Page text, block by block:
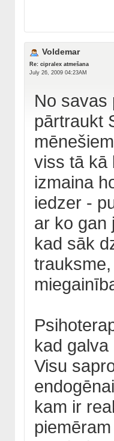
Voldemar
Re: cipralex atmešana
July 26, 2009 04:23AM
No savas
pārtraukt
viss tā kā
izmaina
iedzer -
ar ko gan
kad sāk
kad
Visu
kam ir